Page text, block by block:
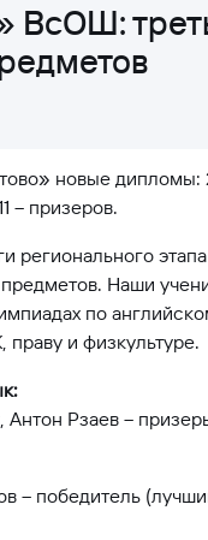
ВсОШ:
новые дипломы:
– призеров.
регионального
предметов. Наши
по
и физкультуре.
Антон Рзаев –
– победитель